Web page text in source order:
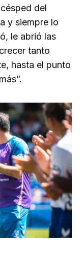
del
y siempre lo
le abrió las
tanto
hasta el punto